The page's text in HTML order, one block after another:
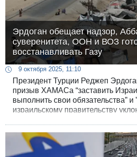
Эрдоган обещает надзор,
суверенитета, ООН и ВОЗ
восстанавливать Газу
9 октября 2025, 11:10
Президент Турции Реджеп
призыв ХАМАСа “заставить
выполнить свои обязательства” и
израильскому правительству
выступая перед прессой: “Турция
внимательно следить за